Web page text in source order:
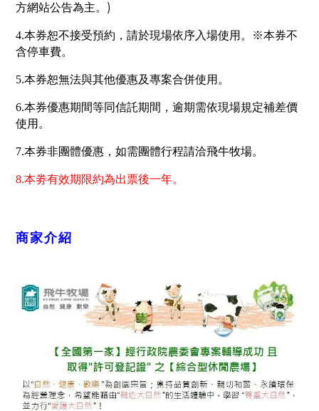
方網站公告為主。 )
4.本券恕不接受預約，請於現場依序入場使用。※本券不
含停車費。
5.本券恕無法與其他優惠及專案合併使用。
6.本券優惠期間等同信託期間，逾期需依現場規定補差價
使用。
7.本券非團體優惠，如需團體行程請洽飛牛牧場。
8.本劵有效期限約為出票後一年。
商家介紹